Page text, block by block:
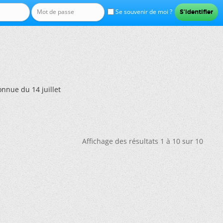
Se souvenir de moi ?
du 14 juillet
Affichage des résultats 1 à 10 sur 10